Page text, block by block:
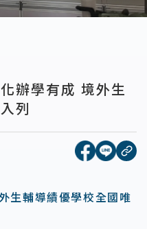
辦學有成 境外生
列
[另開新
[另開
複
生輔導績優學校全國唯